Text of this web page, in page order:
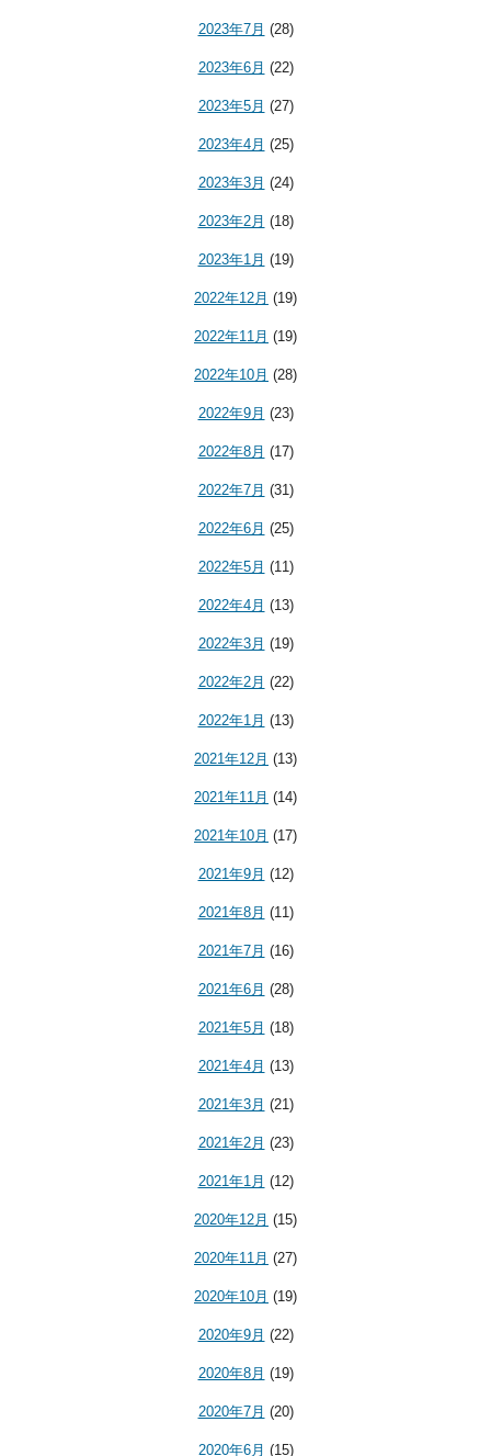
2023年7月 (28)
2023年6月 (22)
2023年5月 (27)
2023年4月 (25)
2023年3月 (24)
2023年2月 (18)
2023年1月 (19)
2022年12月 (19)
2022年11月 (19)
2022年10月 (28)
2022年9月 (23)
2022年8月 (17)
2022年7月 (31)
2022年6月 (25)
2022年5月 (11)
2022年4月 (13)
2022年3月 (19)
2022年2月 (22)
2022年1月 (13)
2021年12月 (13)
2021年11月 (14)
2021年10月 (17)
2021年9月 (12)
2021年8月 (11)
2021年7月 (16)
2021年6月 (28)
2021年5月 (18)
2021年4月 (13)
2021年3月 (21)
2021年2月 (23)
2021年1月 (12)
2020年12月 (15)
2020年11月 (27)
2020年10月 (19)
2020年9月 (22)
2020年8月 (19)
2020年7月 (20)
2020年6月 (15)